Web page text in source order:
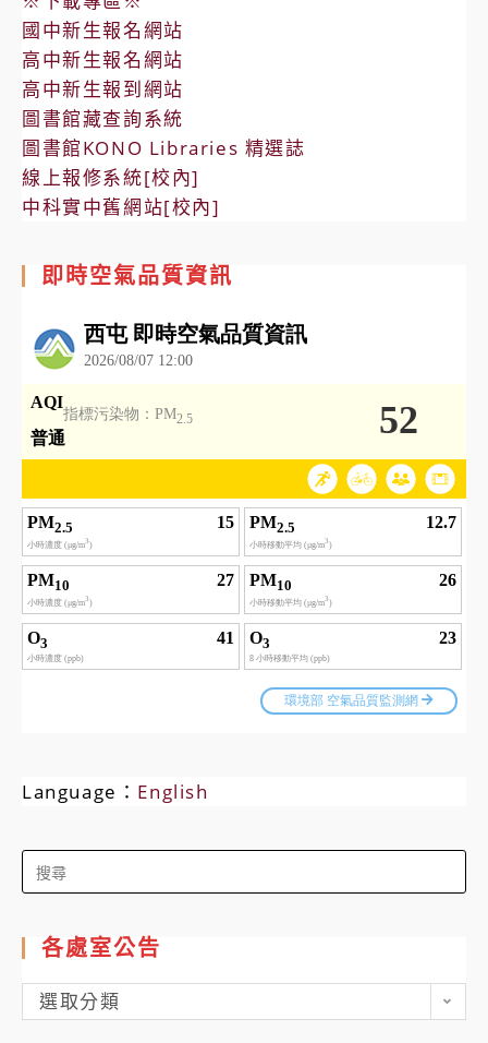
國中新生報名網站
高中新生報名網站
高中新生報到網站
圖書館藏查詢系統
圖書館KONO Libraries 精選誌
線上報修系統[校內]
中科實中舊網站[校內]
即時空氣品質資訊
Language： English
Search
for:
各處室公告
各
處
選取分類